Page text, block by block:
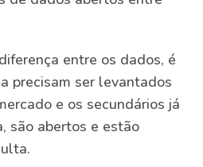
entre os dados, é
precisam ser levantados
e os secundários já
são abertos e estão